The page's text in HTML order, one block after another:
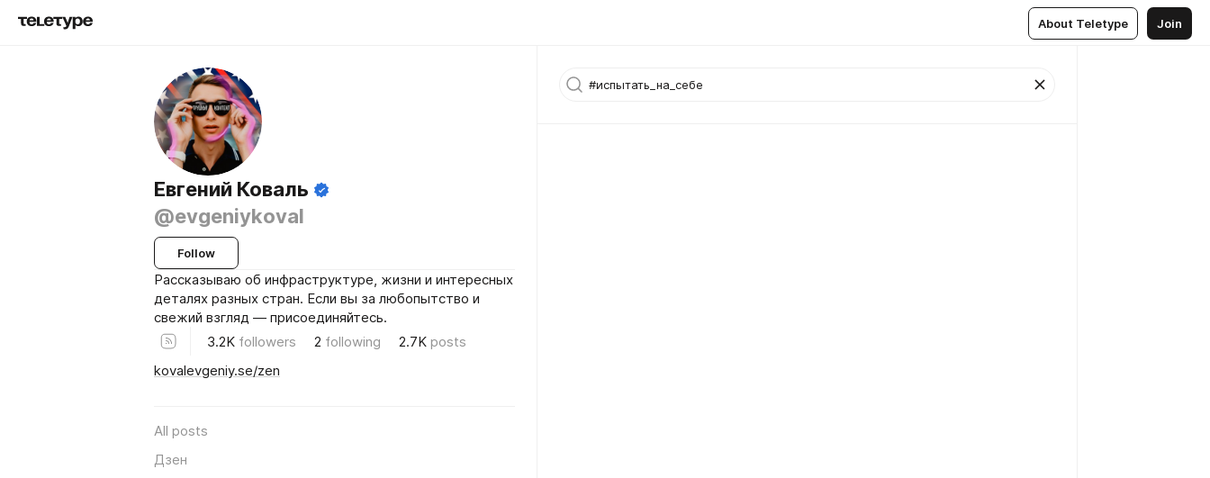
About Teletype Join
Евгений Коваль
@evgeniykoval
Follow
Рассказываю об инфраструктуре, жизни и интересных
деталях разных стран. Если вы за любопытство и
свежий взгляд — присоединяйтесь.
3.2K followers 2 following 2.7K posts
kovalevgeniy.se/zen
All posts
Дзен